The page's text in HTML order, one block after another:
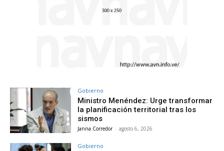
Gobierno
Ministro Menéndez: Urge transformar
la planificación territorial tras los
sismos
Janna Corredor - agosto 6, 2026
Gobierno